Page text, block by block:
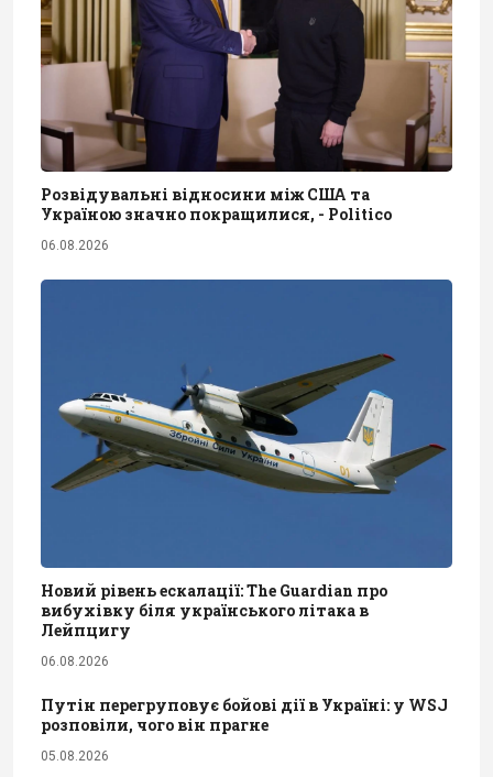
Розвідувальні відносини між США та
Україною значно покращилися, - Politico
06.08.2026
Новий рівень ескалації: The Guardian про
вибухівку біля українського літака в
Лейпцигу
06.08.2026
Путін перегруповує бойові дії в Україні: у WSJ
розповіли, чого він прагне
05.08.2026